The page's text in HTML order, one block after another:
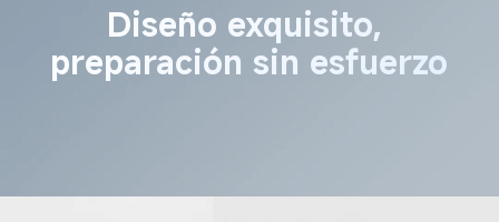
Diseño exquisito,
preparación sin esfuerzo